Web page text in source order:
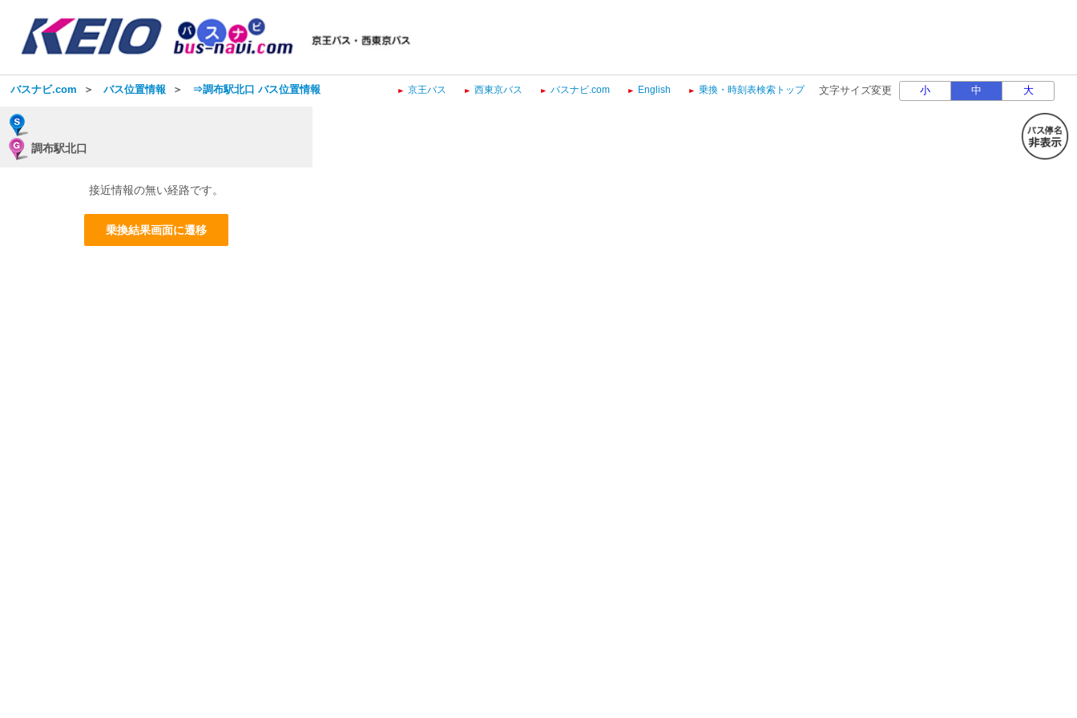
京王バス 西東京バス バスナビ.com English 乗換・時刻表検索トップ 文字サイズ変更 小 中 大
バスナビ.com ＞ バス位置情報 ＞ ⇒調布駅北口 バス位置情報
調布駅北口
接近情報の無い経路です。
乗換結果画面に遷移